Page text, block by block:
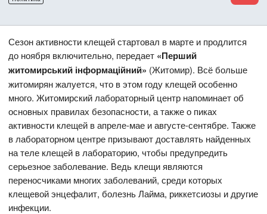
Сезон активности клещей стартовал в марте и продлится
до ноября включительно, передает «Перший
житомирський інформаційний» (Житомир). Всё больше
житомирян жалуется, что в этом году клещей особенно
много. Житомирский лабораторный центр напоминает об
основных правилах безопасности, а также о пиках
активности клещей в апреле-мае и августе-сентябре. Также
в лабораторном центре призывают доставлять найденных
на теле клещей в лабораторию, чтобы предупредить
серьезное заболевание. Ведь клещи являются
переносчиками многих заболеваний, среди которых
клещевой энцефалит, болезнь Лайма, риккетсиозы и другие
инфекции.